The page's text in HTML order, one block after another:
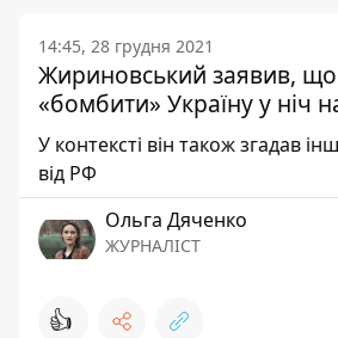
14:45, 28 грудня 2021
Жириновський заявив, що
«бомбити» Україну у ніч
У контексті він також згадав
від РФ
Ольга Дяченко
ЖУРНАЛІСТ
👍